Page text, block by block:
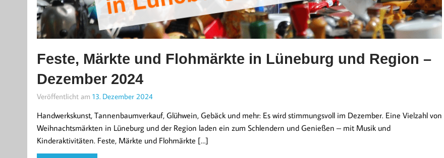
Feste, Märkte und Flohmärkte in Lüneburg und Region –
Dezember 2024
Veröffentlicht am 13. Dezember 2024
Handwerkskunst, Tannenbaumverkauf, Glühwein, Gebäck und mehr: Es wird stimmungsvoll im Dezember. Eine Vielzahl von
Weihnachtsmärkten in Lüneburg und der Region laden ein zum Schlendern und Genießen – mit Musik und
Kinderaktivitäten. Feste, Märkte und Flohmärkte […]